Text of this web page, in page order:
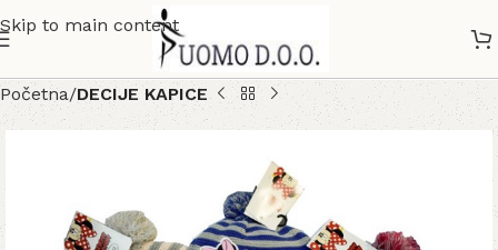
Skip to main content
Početna DECIJE KAPICE